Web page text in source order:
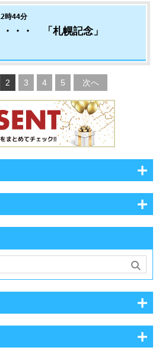
時44分
・・ 「札幌記念」
2 3 4 5 次へ